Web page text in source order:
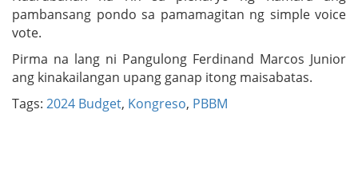
pambansang pondo sa pamamagitan ng simple voice
vote.
Pirma na lang ni Pangulong Ferdinand Marcos Junior
ang kinakailangan upang ganap itong maisabatas.
Tags: 2024 Budget, Kongreso, PBBM